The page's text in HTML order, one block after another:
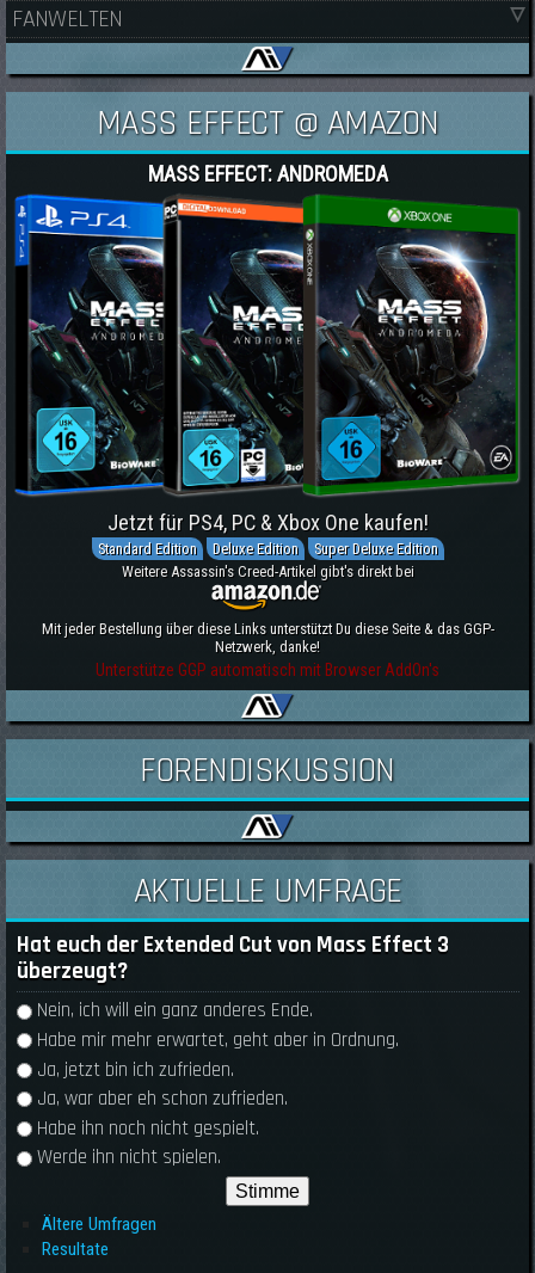
FANWELTEN
MASS EFFECT @ AMAZON
MASS EFFECT: ANDROMEDA
Jetzt für PS4, PC & Xbox One kaufen!
Standard Edition Deluxe Edition
Super Deluxe Edition
Weitere Assassin's Creed-Artikel gibt's direkt bei
Mit jeder Bestellung über diese Links unterstützt Du diese Seite & das GGP-
Netzwerk, danke!
Unterstütze GGP automatisch mit Browser AddOn's
FORENDISKUSSION
AKTUELLE UMFRAGE
Hat euch der Extended Cut von Mass Effect 3
überzeugt?
Auswahlmöglichkeiten
Nein, ich will ein ganz anderes Ende.
Habe mir mehr erwartet, geht aber in Ordnung.
Ja, jetzt bin ich zufrieden.
Ja, war aber eh schon zufrieden.
Habe ihn noch nicht gespielt.
Werde ihn nicht spielen.
Ältere Umfragen
Resultate